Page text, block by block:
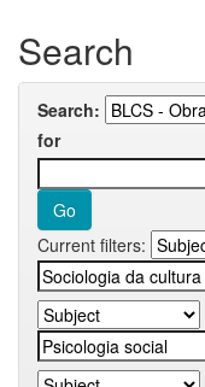
Search
Search:
for
Current filters: